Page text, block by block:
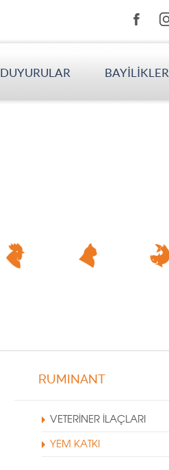
DUYURULAR BAYİLİKLER
RUMINANT
VETERİNER İLAÇLARI
YEM KATKI